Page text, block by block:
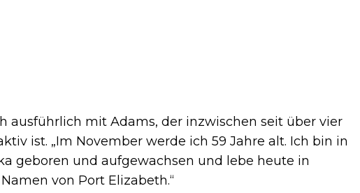
ausführlich mit Adams, der inzwischen seit über vier
ist. „Im November werde ich 59 Jahre alt. Ich bin in
geboren und aufgewachsen und lebe heute in
von Port Elizabeth.“